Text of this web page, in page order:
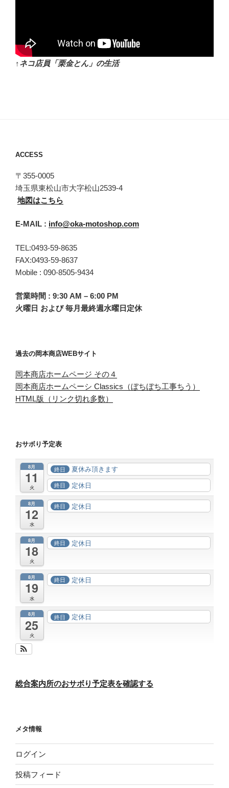
↑ネコ店員「栗金とん」の生活
ACCESS
〒355-0005
埼玉県東松山市大字松山2539-4
地図はこちら
E-MAIL : info@oka-motoshop.com
TEL:0493-59-8635
FAX:0493-59-8637
Mobile : 090-8505-9434
営業時間 : 9:30 AM – 6:00 PM
火曜日 および 毎月最終週水曜日定休
過去の岡本商店WEBサイト
岡本商店ホームページ その４
岡本商店ホームペーシ Classics（ぼちぼち工事ちう）
HTML版（リンク切れ多数）
おサボり予定表
8月
11
火
終日 夏休み頂きます
終日 定休日
8月
12
水
終日 定休日
8月
18
火
終日 定休日
8月
19
水
終日 定休日
8月
25
火
終日 定休日
総合案内所のおサボり予定表を確認する
メタ情報
ログイン
投稿フィード